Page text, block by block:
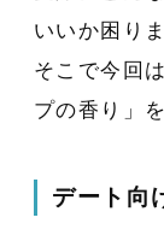
いいか困り
そこで今回
プの香り」
デート向